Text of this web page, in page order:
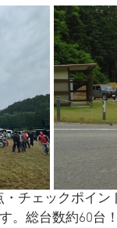
チェックポイ
。総台数約60台